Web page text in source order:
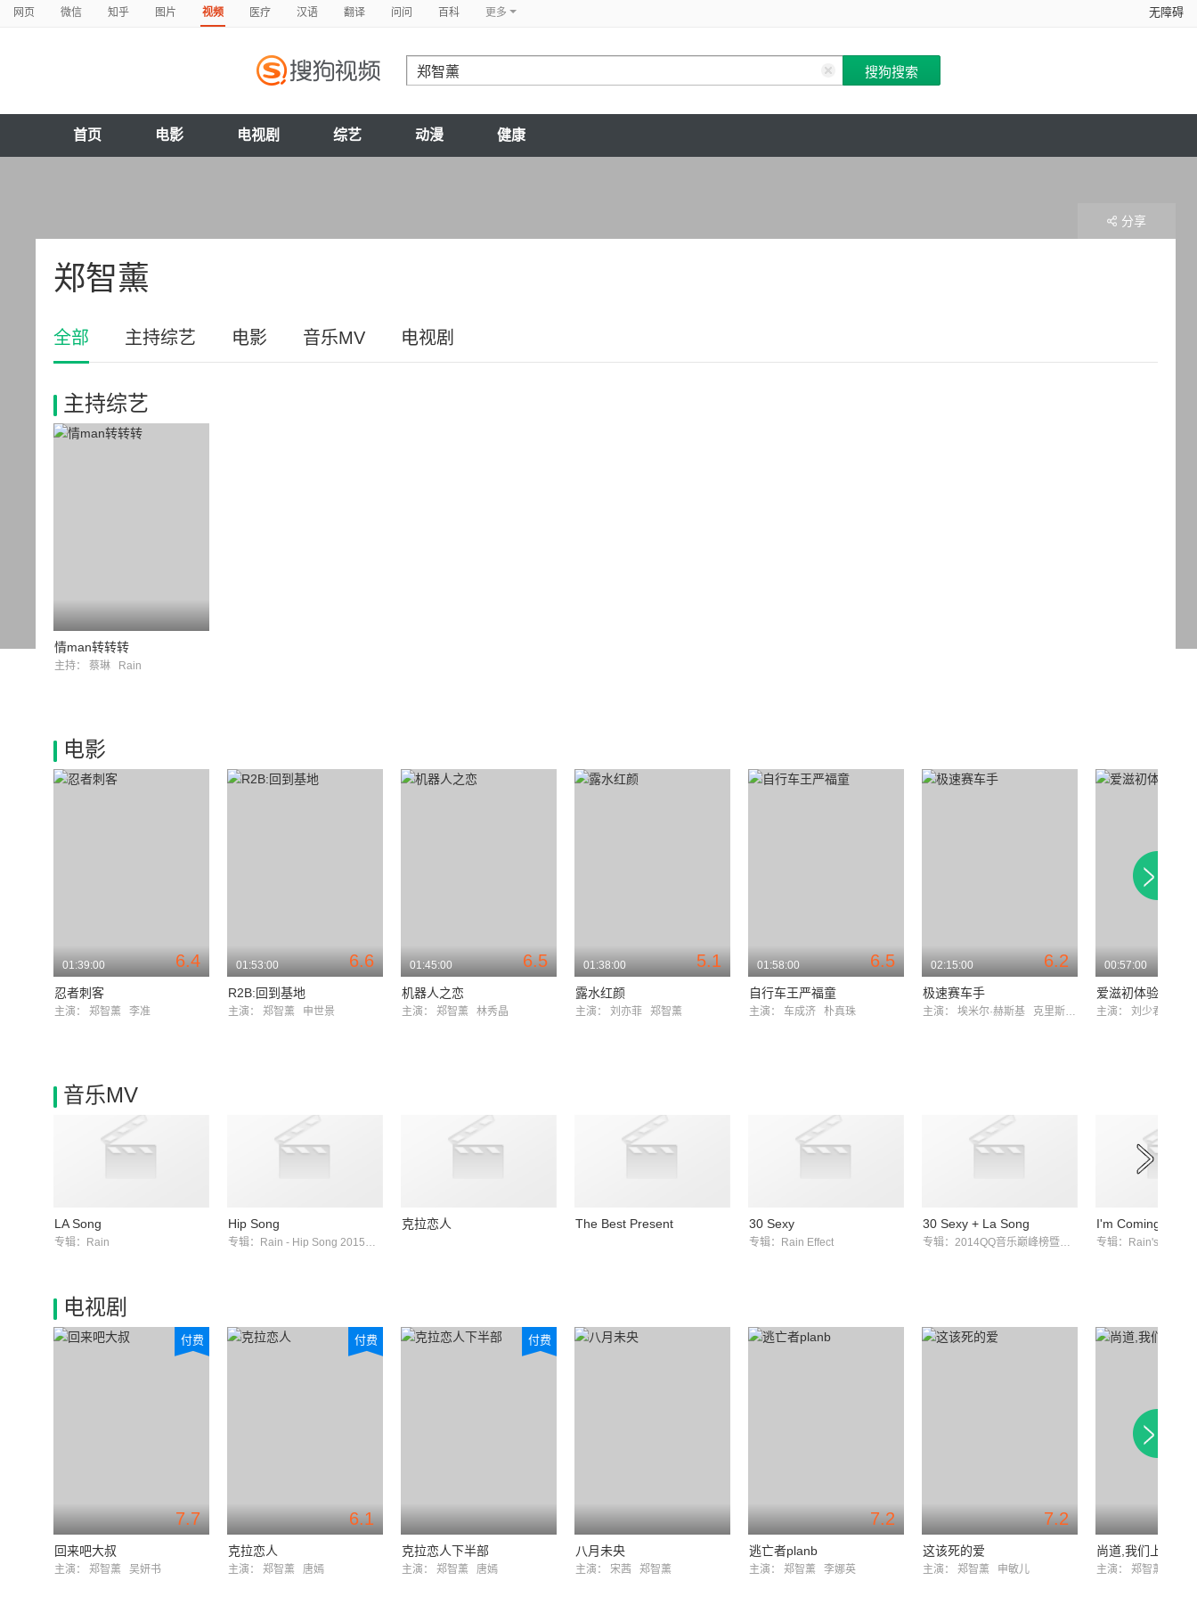
网页 微信 知乎 图片 视频 医疗 汉语 翻译 问问 百科 更多 无障碍
首页 电影 电视剧 综艺 动漫 健康
郑智薰
分享
全部 主持综艺 电影 音乐MV 电视剧
主持综艺
情man转转转
主持： 蔡琳 Rain
电影
6.4
01:39:00
忍者刺客
主演： 郑智薰 李准
6.6
01:53:00
R2B:回到基地
主演： 郑智薰 申世景
6.5
01:45:00
机器人之恋
主演： 郑智薰 林秀晶
5.1
01:38:00
露水红颜
主演： 刘亦菲 郑智薰
6.5
01:58:00
自行车王严福童
主演： 车成济 朴真珠
6.2
02:15:00
极速赛车手
主演： 埃米尔·赫斯基 克里斯蒂娜·里奇
00:57:00
爱滋初体验
主演： 刘少君
音乐MV
LA Song
专辑：Rain
Hip Song
专辑：Rain - Hip Song 2015安徽卫视春晚 现场版
克拉恋人 The Best Present 30 Sexy
专辑：Rain Effect
30 Sexy + La Song
专辑：2014QQ音乐巅峰榜暨年度盛典
I'm Coming
专辑：Rain's World
电视剧
7.7
付费
回来吧大叔
主演： 郑智薰 吴妍书
6.1
付费
克拉恋人
主演： 郑智薰 唐嫣
付费
克拉恋人下半部
主演： 郑智薰 唐嫣
八月未央
主演： 宋茜 郑智薰
7.2
逃亡者planb
主演： 郑智薰 李娜英
7.2
这该死的爱
主演： 郑智薰 申敏儿
尚道,我们上学去
主演： 郑智薰